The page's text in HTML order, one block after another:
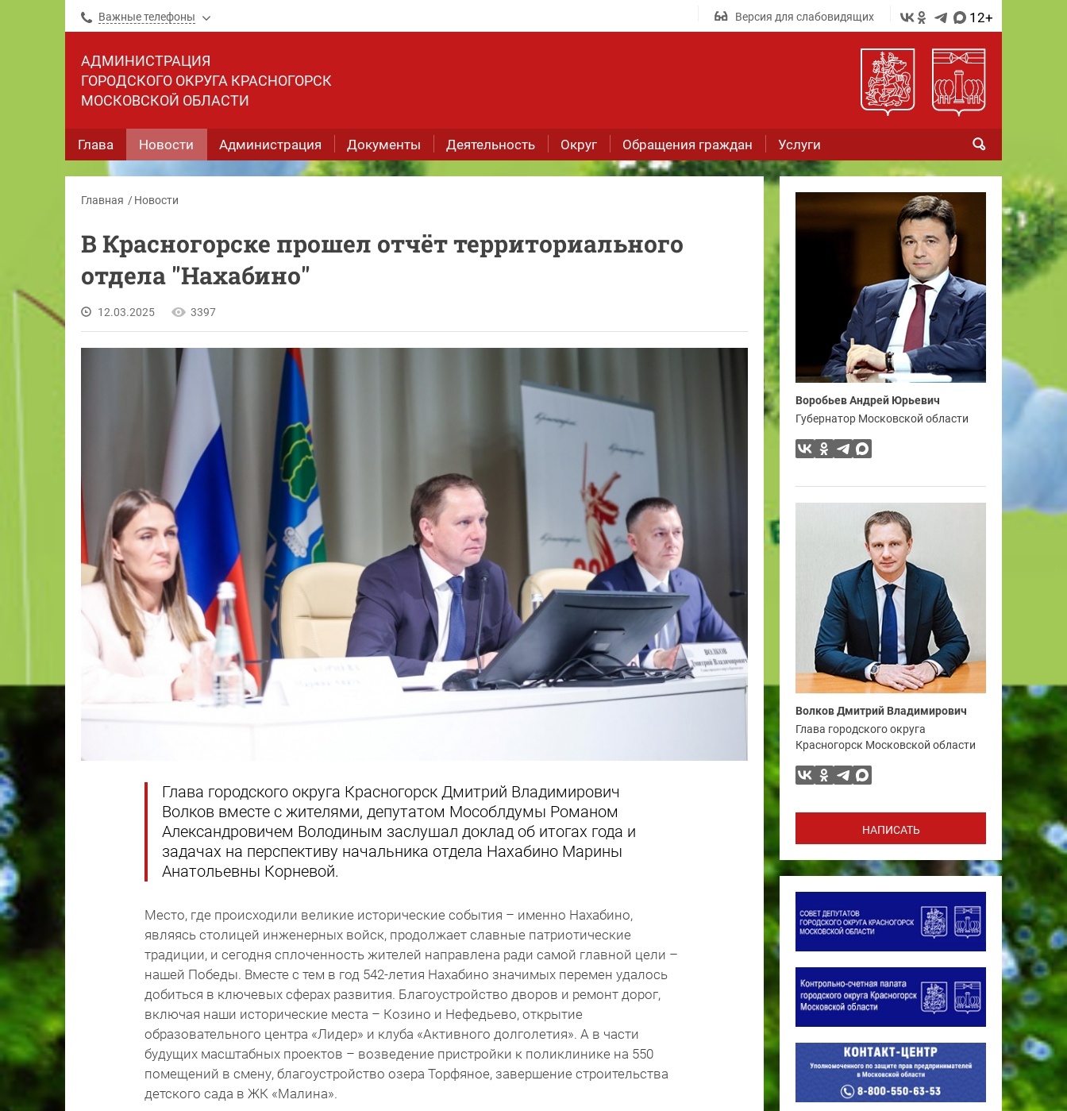
Важные телефоны Версия для слабовидящих 12+
АДМИНИСТРАЦИЯ
ГОРОДСКОГО ОКРУГА КРАСНОГОРСК
МОСКОВСКОЙ ОБЛАСТИ
Глава Новости Администрация Документы Деятельность Округ Обращения граждан Услуги
Главная Новости
В Красногорске прошел отчёт территориального
отдела "Нахабино"
12.03.2025 3397
Глава городского округа Красногорск Дмитрий Владимирович
Волков вместе с жителями, депутатом Мособлдумы Романом
Александровичем Володиным заслушал доклад об итогах года и
задачах на перспективу начальника отдела Нахабино Марины
Анатольевны Корневой.
Место, где происходили великие исторические события – именно Нахабино,
являясь столицей инженерных войск, продолжает славные патриотические
традиции, и сегодня сплоченность жителей направлена ради самой главной цели –
нашей Победы. Вместе с тем в год 542-летия Нахабино значимых перемен удалось
добиться в ключевых сферах развития. Благоустройство дворов и ремонт дорог,
включая наши исторические места – Козино и Нефедьево, открытие
образовательного центра «Лидер» и клуба «Активного долголетия». А в части
будущих масштабных проектов – возведение пристройки к поликлинике на 550
помещений в смену, благоустройство озера Торфяное, завершение строительства
детского сада в ЖК «Малина».
Воробьев Андрей Юрьевич
Губернатор Московской области
Волков Дмитрий Владимирович
Глава городского округа
Красногорск Московской области
НАПИСАТЬ